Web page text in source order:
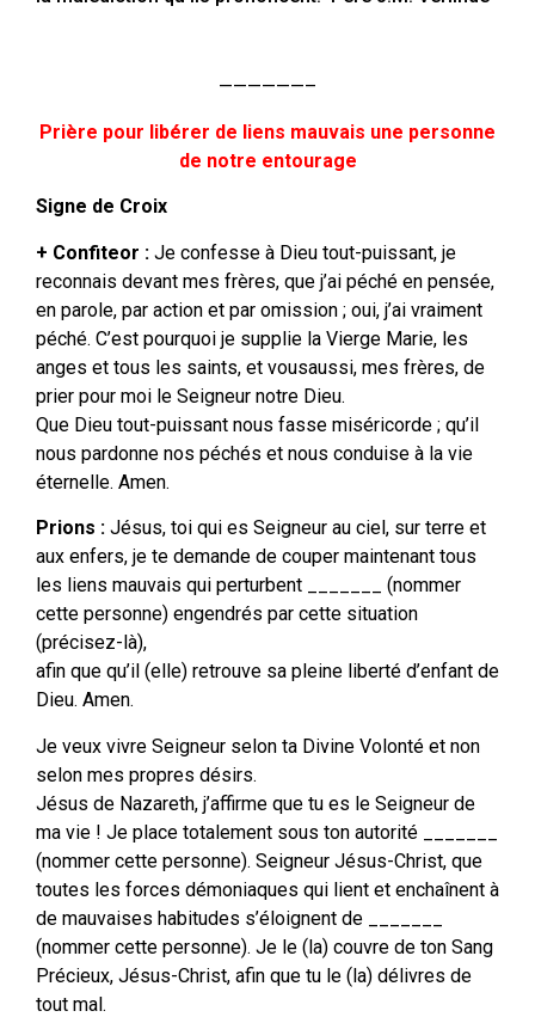
——————–
Prière pour libérer de liens mauvais une personne
de notre entourage
Signe de Croix
+ Confiteor : Je confesse à Dieu tout-puissant, je
reconnais devant mes frères, que j’ai péché en pensée,
en parole, par action et par omission ; oui, j’ai vraiment
péché. C’est pourquoi je supplie la Vierge Marie, les
anges et tous les saints, et vousaussi, mes frères, de
prier pour moi le Seigneur notre Dieu.
Que Dieu tout-puissant nous fasse miséricorde ; qu’il
nous pardonne nos péchés et nous conduise à la vie
éternelle. Amen.
Prions : Jésus, toi qui es Seigneur au ciel, sur terre et
aux enfers, je te demande de couper maintenant tous
les liens mauvais qui perturbent _______ (nommer
cette personne) engendrés par cette situation
(précisez-là),
afin que qu’il (elle) retrouve sa pleine liberté d’enfant de
Dieu. Amen.
Je veux vivre Seigneur selon ta Divine Volonté et non
selon mes propres désirs.
Jésus de Nazareth, j’affirme que tu es le Seigneur de
ma vie ! Je place totalement sous ton autorité _______
(nommer cette personne). Seigneur Jésus-Christ, que
toutes les forces démoniaques qui lient et enchaînent à
de mauvaises habitudes s’éloignent de _______
(nommer cette personne). Je le (la) couvre de ton Sang
Précieux, Jésus-Christ, afin que tu le (la) délivres de
tout mal.